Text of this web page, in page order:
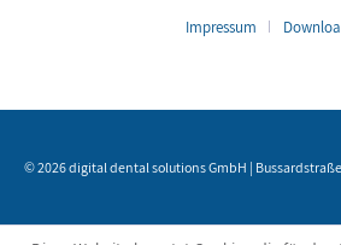
Impressum
© 2026 digital dental solutions GmbH |